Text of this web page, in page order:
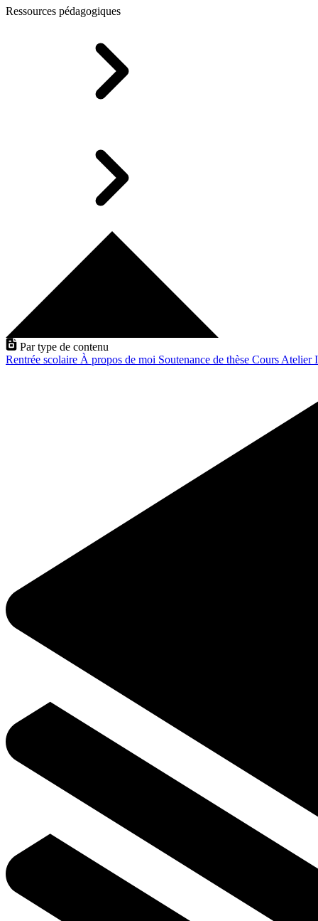
Ressources pédagogiques
Par type de contenu
Rentrée scolaire À propos de moi Soutenance de thèse Cours Atelier